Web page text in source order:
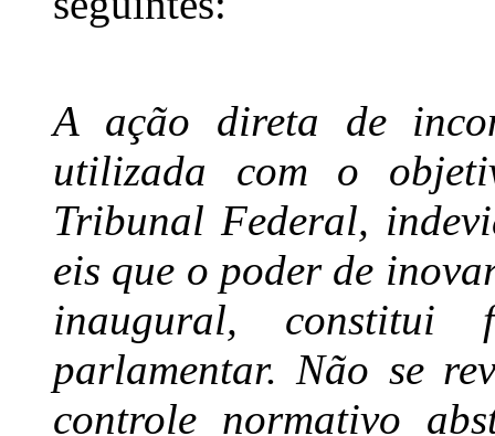
A ação direta de
utilizada com o
Tribunal Federal,
eis que o poder de
inaugural, constitui
parlamentar. Não se
controle normativo